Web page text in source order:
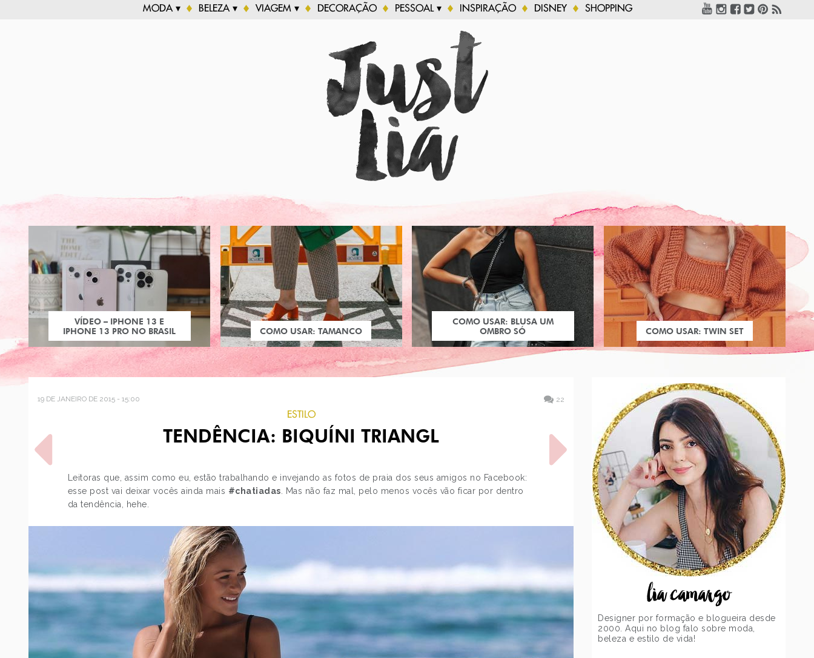
MODA ▾ BELEZA ▾ VIAGEM ▾ DECORAÇÃO PESSOAL ▾ INSPIRAÇÃO DISNEY SHOPPING
VÍDEO – IPHONE 13 E
IPHONE 13 PRO NO BRASIL
COMO USAR: TAMANCO
COMO USAR: BLUSA UM
OMBRO SÓ
COMO USAR: TWIN SET
19 DE JANEIRO DE 2015 - 15:00 22
ESTILO
TENDÊNCIA: BIQUÍNI TRIANGL
Leitoras que, assim como eu, estão trabalhando e invejando as fotos de praia dos seus amigos no Facebook:
esse post vai deixar vocês ainda mais #chatiadas . Mas não faz mal, pelo menos vocês vão ficar por dentro
da tendência, hehe.
lia camargo
Designer por formação e blogueira desde
2000. Aqui no blog falo sobre moda,
beleza e estilo de vida!